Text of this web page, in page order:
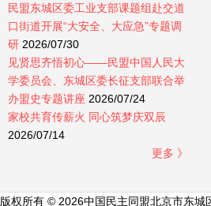
民盟东城区委工业支部课题组赴交道
口街道开展“大安全、大应急”专题调
研 2026/07/30
见贤思齐悟初心——民盟中国人民大
学委员会、东城区委长征支部联合举
办盟史专题讲座 2026/07/24
家校共育传薪火 同心筑梦庆双辰
2026/07/14
更多 》
版权所有 © 2026中国民主同盟北京市东